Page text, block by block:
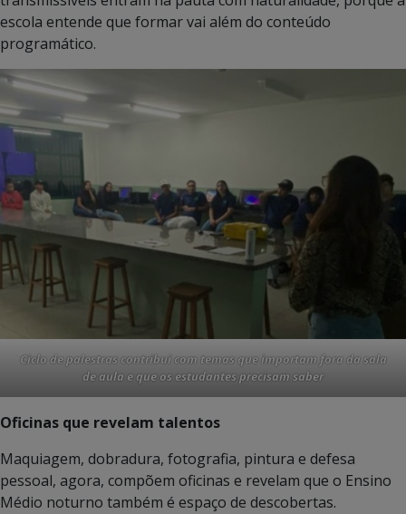
escola entende que formar vai além do conteúdo
programático.
Ciclo de palestras contribui com temas que importam fora da sala
de aula e que os estudantes precisam saber
Oficinas que revelam talentos
Maquiagem, dobradura, fotografia, pintura e defesa
pessoal, agora, compõem oficinas e revelam que o Ensino
Médio noturno também é espaço de descobertas.